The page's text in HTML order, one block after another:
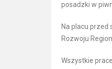
posadzki w
Na placu
Rozwoju
Wszystkie